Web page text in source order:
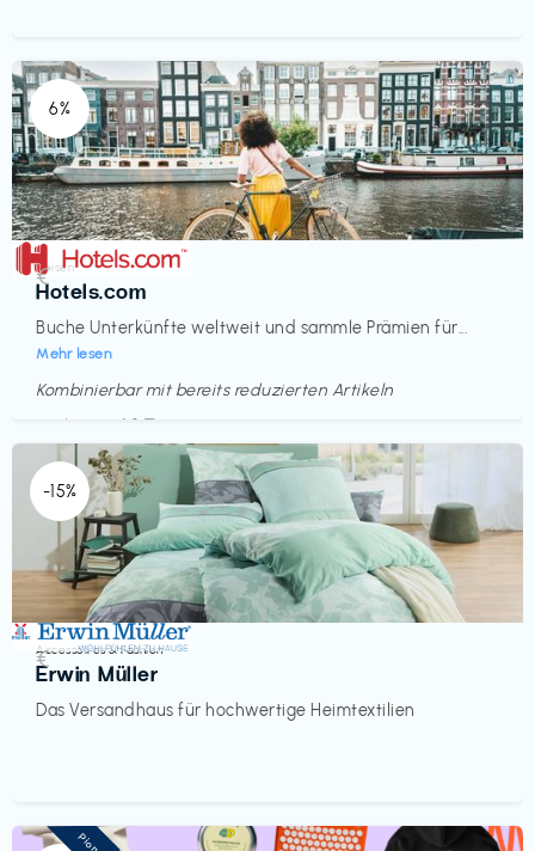
6%
Reisen
Hotels.com
Buche Unterkünfte weltweit und sammle Prämien für...
Mehr lesen
€‎
Kombinierbar mit bereits reduzierten Artikeln
Endet in
<60 Tagen
-15%
Accessoires & Fashion
Erwin Müller
Das Versandhaus für hochwertige Heimtextilien
€‎